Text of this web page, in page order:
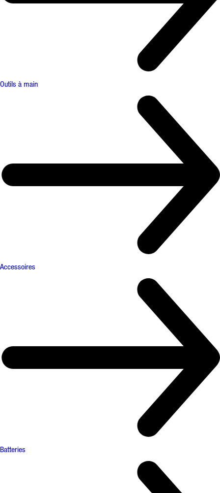
Outils à main
Accessoires
Batteries